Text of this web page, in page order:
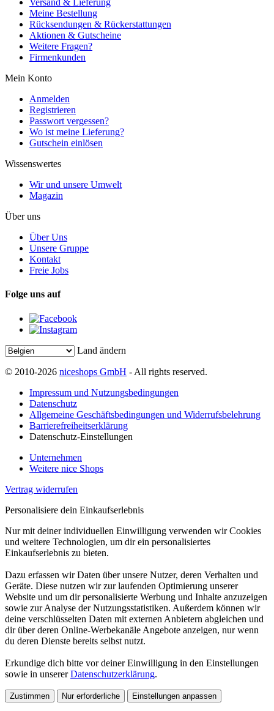
Versand & Lieferung
Meine Bestellung
Rücksendungen & Rückerstattungen
Aktionen & Gutscheine
Weitere Fragen?
Firmenkunden
Mein Konto
Anmelden
Registrieren
Passwort vergessen?
Wo ist meine Lieferung?
Gutschein einlösen
Wissenswertes
Wir und unsere Umwelt
Magazin
Über uns
Über Uns
Unsere Gruppe
Kontakt
Freie Jobs
Folge uns auf
Land ändern
© 2010-2026 niceshops GmbH - All rights reserved.
Impressum und Nutzungsbedingungen
Datenschutz
Allgemeine Geschäftsbedingungen und Widerrufsbelehrung
Barrierefreiheitserklärung
Datenschutz-Einstellungen
Unternehmen
Weitere nice Shops
Vertrag widerrufen
Personalisiere dein Einkaufserlebnis
Nur mit deiner individuellen Einwilligung verwenden wir Cookies
und weitere Technologien, um dir ein personalisiertes
Einkaufserlebnis zu bieten.
Dazu erfassen wir Daten über unsere Nutzer, deren Verhalten und
Geräte. Diese nutzen wir zur laufenden Optimierung unserer
Website und um dir personalisierte Werbung und Inhalte anzuzeigen
sowie zur Analyse der Nutzungsstatistiken. Außerdem können wir
deine verschlüsselten Daten mit externen Anbietern abgleichen und
dir über deren Online-Werbekanäle Angebote anzeigen, nur wenn
du deren Dienste bereits selbst nutzt.
Erkundige dich bitte vor deiner Einwilligung in den Einstellungen
sowie in unsererDatenschutzerklärung.
Zustimmen Nur erforderliche Einstellungen anpassen